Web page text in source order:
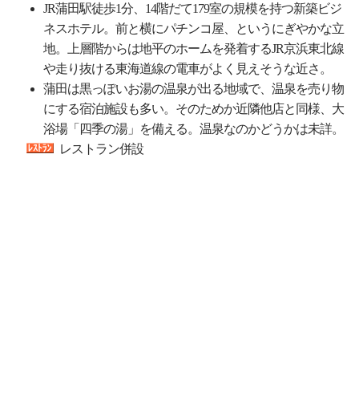
JR蒲田駅徒歩1分、14階だて179室の規模を持つ新築ビジ
ネスホテル。前と横にパチンコ屋、というにぎやかな立
地。上層階からは地平のホームを発着するJR京浜東北線
や走り抜ける東海道線の電車がよく見えそうな近さ。
蒲田は黒っぽいお湯の温泉が出る地域で、温泉を売り物
にする宿泊施設も多い。そのためか近隣他店と同様、大
浴場「四季の湯」を備える。温泉なのかどうかは未詳。
レストラン併設